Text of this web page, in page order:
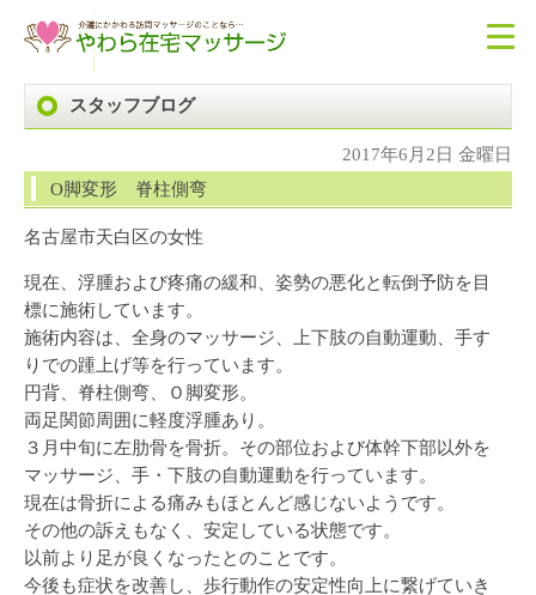
スタッフブログ
2017年6月2日 金曜日
O脚変形 脊柱側弯
名古屋市天白区の女性
現在、浮腫および疼痛の緩和、姿勢の悪化と転倒予防を目
標に施術しています。
施術内容は、全身のマッサージ、上下肢の自動運動、手す
りでの踵上げ等を行っています。
円背、脊柱側弯、Ｏ脚変形。
両足関節周囲に軽度浮腫あり。
３月中旬に左肋骨を骨折。その部位および体幹下部以外を
マッサージ、手・下肢の自動運動を行っています。
現在は骨折による痛みもほとんど感じないようです。
その他の訴えもなく、安定している状態です。
以前より足が良くなったとのことです。
今後も症状を改善し、歩行動作の安定性向上に繋げていき